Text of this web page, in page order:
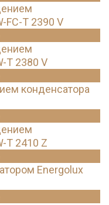
FC-T 2390 V
T 2380 V
конденсатора
T 2410 Z
Energolux